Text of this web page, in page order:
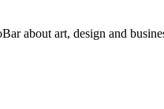
about art, design and